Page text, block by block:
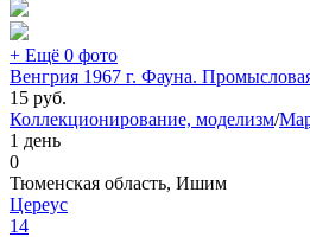
+ Ещё 0 фото
Венгрия 1967 г. Фауна.
15 руб.
Коллекционирование, моделизм/
1 день
0
Тюменская область, Ишим
Цереус
14